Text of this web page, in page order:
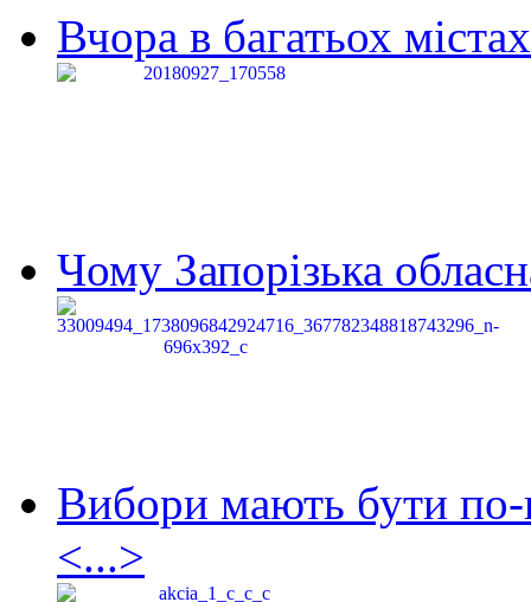
Вчора в багатьох
Чому Запорізька
Вибори мають бути по-
<...>